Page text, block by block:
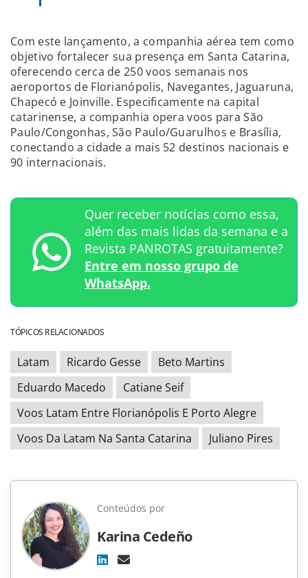
Com este lançamento, a companhia aérea tem como
objetivo fortalecer sua presença em Santa Catarina,
oferecendo cerca de 250 voos semanais nos
aeroportos de Florianópolis, Navegantes, Jaguaruna,
Chapecó e Joinville. Especificamente na capital
catarinense, a companhia opera voos para São
Paulo/Congonhas, São Paulo/Guarulhos e Brasília,
conectando a cidade a mais 52 destinos nacionais e
90 internacionais.
Quer receber notícias como essa,
além das mais lidas da semana e a
Revista PANROTAS gratuitamente?
Entre em nosso grupo de
WhatsApp.
TÓPICOS RELACIONADOS
Latam Ricardo Gesse
Beto Martins
Eduardo Macedo
Catiane Seif
Voos Latam Entre Florianópolis E Porto Alegre
Voos Da Latam Na Santa Catarina
Juliano Pires
Conteúdos por
Karina Cedeño